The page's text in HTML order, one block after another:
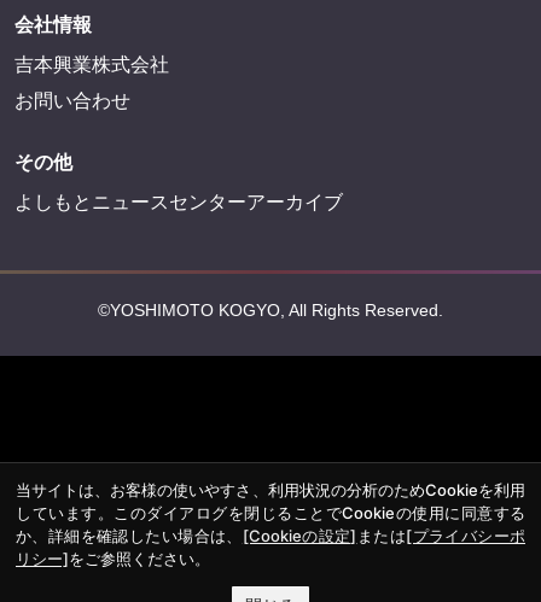
会社情報
吉本興業株式会社
お問い合わせ
その他
よしもとニュースセンターアーカイブ
©YOSHIMOTO KOGYO, All Rights Reserved.
当サイトは、お客様の使いやすさ、利用状況の分析のためCookieを利用
しています。このダイアログを閉じることでCookieの使用に同意する
か、詳細を確認したい場合は、 [Cookieの設定] または[プライバシーポ
リシー]をご参照ください。